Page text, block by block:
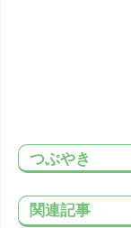
つぶやき
関連記事